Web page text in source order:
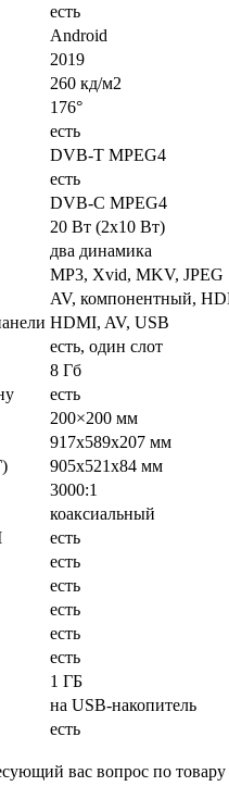
есть
Android
2019
260 кд/м2
176°
есть
DVB-T MPEG4
есть
DVB-C MPEG4
20 Вт (2х10 Вт)
два динамика
MP3, Xvid, MKV, JPEG
AV, компонентный,
HDMI, AV, USB
есть, один слот
8 Гб
есть
200×200 мм
917x589x207 мм
905x521x84 мм
3000:1
коаксиальный
есть
есть
есть
есть
есть
есть
1 ГБ
на USB-накопитель
есть
вас вопрос по товару